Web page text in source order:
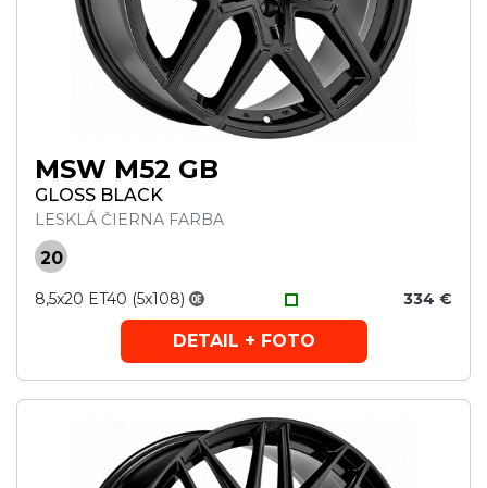
MSW M52 GB
GLOSS BLACK
LESKLÁ ČIERNA FARBA
20
8,5x20 ET40 (5x108) 334 €
DETAIL + FOTO